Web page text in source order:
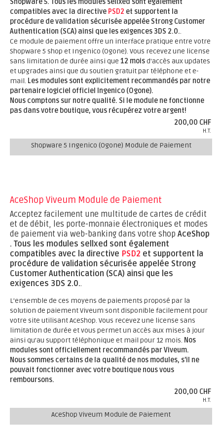
Shopware 5. Tous les modules sellxed sont également
compatibles avec la directive PSD2 et supportent la
procédure de validation sécurisée appelée Strong Customer
Authentication (SCA) ainsi que les exigences 3DS 2.0..
Ce module de paiement offre un interface pratique entre votre
Shopware 5 shop et Ingenico (Ogone). Vous recevez une license
sans limitation de durée ainsi que 12 moisd'accès aux updates
et upgrades ainsi que du soutien gratuit par téléphone et e-
mail. Les modules sont explicitement recommandés par notre
partenaire logiciel officiel Ingenico (Ogone).
Nous comptons sur notre qualité. Si le module ne fonctionne
pas dans votre boutique, vous récupérez votre argent!
200,00 CHF
H.T.
Shopware 5 Ingenico (Ogone) Module de Paiement
AceShop Viveum Module de Paiement
Acceptez facilement une multitude de cartes de crédit
et de débit, les porte-monnaie électroniques et modes
de paiement via web-banking dans votre shop AceShop
. Tous les modules sellxed sont également
compatibles avec la directive PSD2 et supportent la
procédure de validation sécurisée appelée Strong
Customer Authentication (SCA) ainsi que les
exigences 3DS 2.0..
L’ensemble de ces moyens de paiements proposé par la
solution de paiement Viveum sont disponible facilement pour
votre site utilisant AceShop. Vous recevez une license sans
limitation de durée et vous permet un accès aux mises à jour
ainsi qu’au support téléphonique et mail pour 12 mois. Nos
modules sont officiellement recommandés par Viveum.
Nous sommes certains de la qualité de nos modules, s’il ne
pouvait fonctionner avec votre boutique nous vous
remboursons.
200,00 CHF
H.T.
AceShop Viveum Module de Paiement